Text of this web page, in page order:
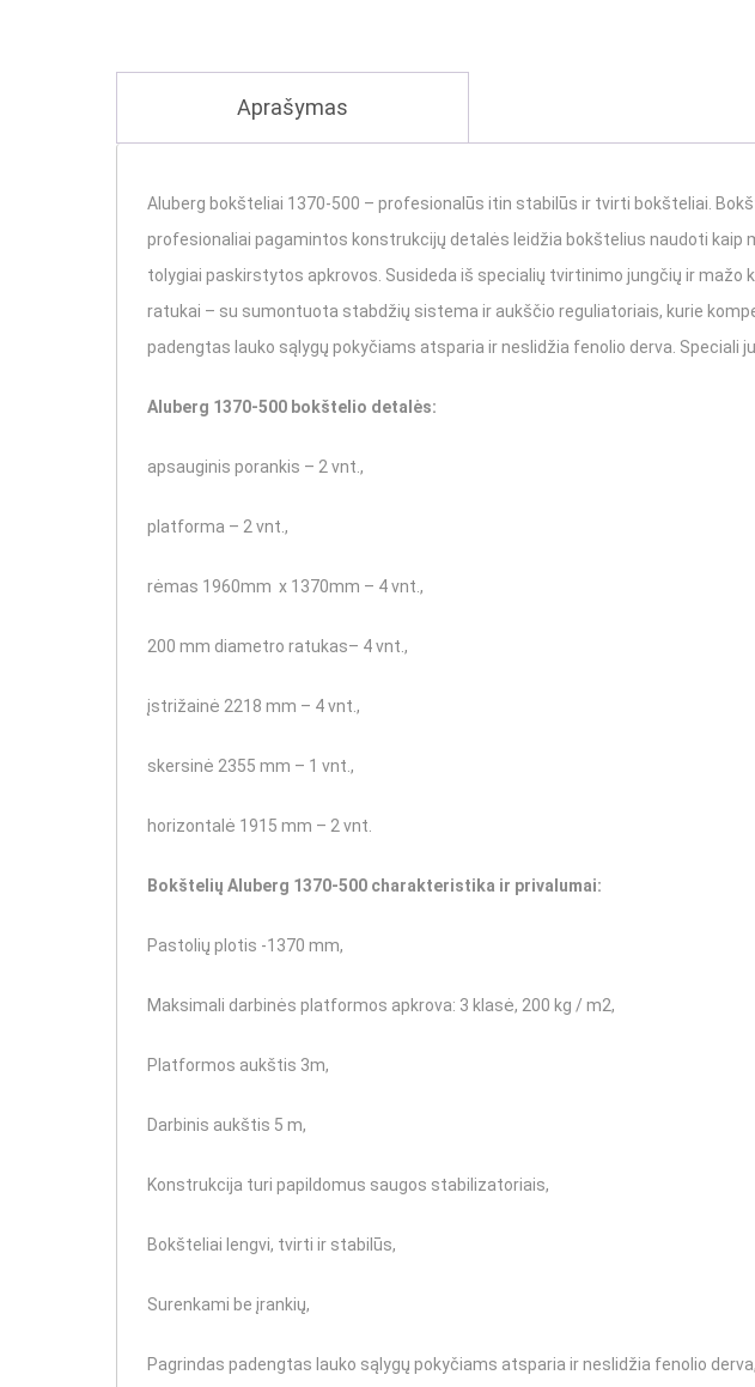
Aprašymas
Aluberg bokšteliai 1370-500 – profesionalūs itin stabilūs ir tvirti bokšteliai.
profesionaliai pagamintos konstrukcijų detalės leidžia bokštelius naudoti kaip
tolygiai paskirstytos apkrovos. Susideda iš specialių tvirtinimo jungčių ir
ratukai – su sumontuota stabdžių sistema ir aukščio reguliatoriais, kurie
padengtas lauko sąlygų pokyčiams atsparia ir neslidžia fenolio derva.
Aluberg 1370-500 bokštelio detalės:
apsauginis porankis – 2 vnt.,
platforma – 2 vnt.,
rėmas 1960mm x 1370mm – 4 vnt.,
200 mm diametro ratukas– 4 vnt.,
įstrižainė 2218 mm – 4 vnt.,
skersinė 2355 mm – 1 vnt.,
horizontalė 1915 mm – 2 vnt.
Bokštelių Aluberg 1370-500 charakteristika ir privalumai:
Pastolių plotis -1370 mm,
Maksimali darbinės platformos apkrova: 3 klasė, 200 kg / m2,
Platformos aukštis 3m,
Darbinis aukštis 5 m,
Konstrukcija turi papildomus saugos stabilizatoriais,
Bokšteliai lengvi, tvirti ir stabilūs,
Surenkami be įrankių,
Pagrindas padengtas lauko sąlygų pokyčiams atsparia ir neslidžia fenolio derva,